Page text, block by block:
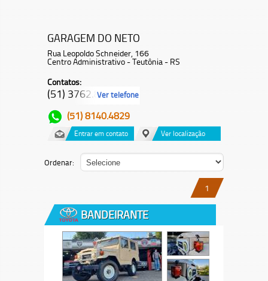
GARAGEM DO NETO
Rua Leopoldo Schneider, 166
Centro Administrativo - Teutônia - RS
Contatos:
(51) 3762.8...Ver telefone
(51) 8140.4829
Entrar em contato Ver localização
Ordenar:
1
BANDEIRANTE